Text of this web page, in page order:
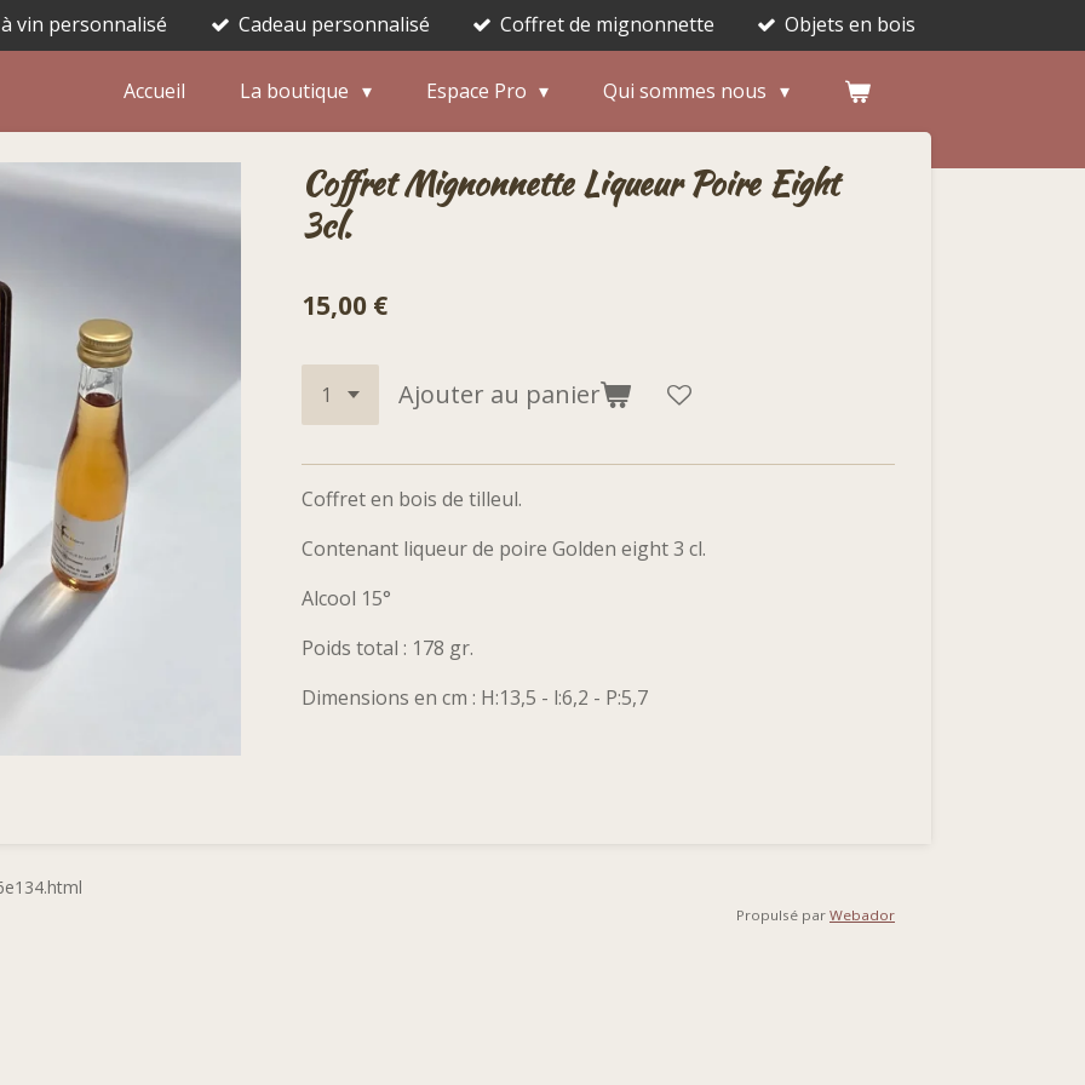
vin personnalisé Cadeau personnalisé Coffret de mignonnette Objets en bois
Accueil La boutique Espace Pro Qui sommes nous
Coffret Mignonnette Liqueur Poire Eight
3cl.
15,00 €
Ajouter au panier
Coffret en bois de tilleul.
Contenant liqueur de poire Golden eight 3 cl.
Alcool 15°
Poids total : 178 gr.
Dimensions en cm : H:13,5 - l:6,2 - P:5,7
Propulsé par Webador